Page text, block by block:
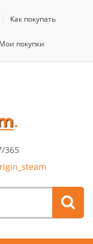
Как покупать
Мои покупки
365